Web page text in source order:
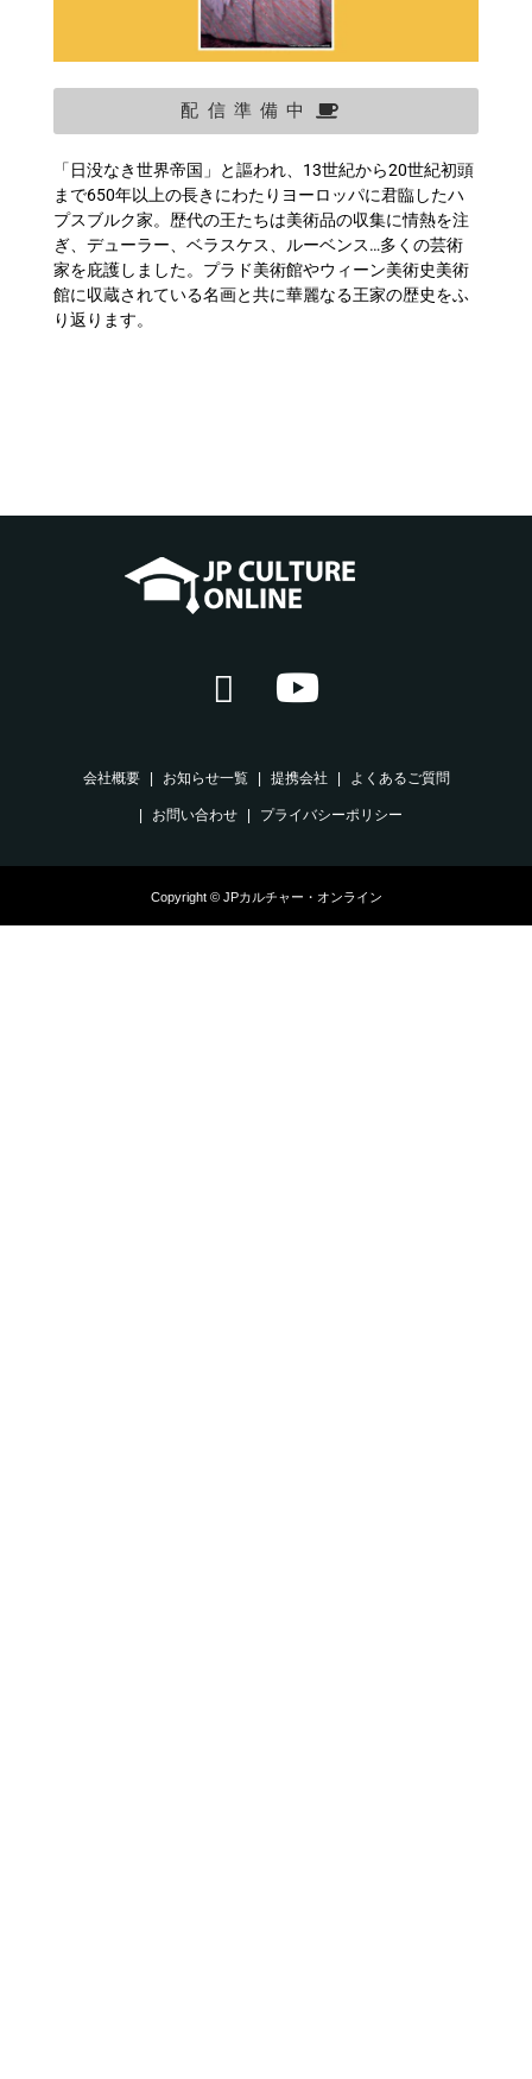
配信準備中
「日没なき世界帝国」と謳われ、13世紀から20世紀初頭
まで650年以上の長きにわたりヨーロッパに君臨したハ
プスブルク家。歴代の王たちは美術品の収集に情熱を注
ぎ、デューラー、ベラスケス、ルーベンス…多くの芸術
家を庇護しました。プラド美術館やウィーン美術史美術
館に収蔵されている名画と共に華麗なる王家の歴史をふ
り返ります。
会社概要 お知らせ一覧 提携会社 よくあるご質問
お問い合わせ プライバシーポリシー
Copyright © JPカルチャー・オンライン